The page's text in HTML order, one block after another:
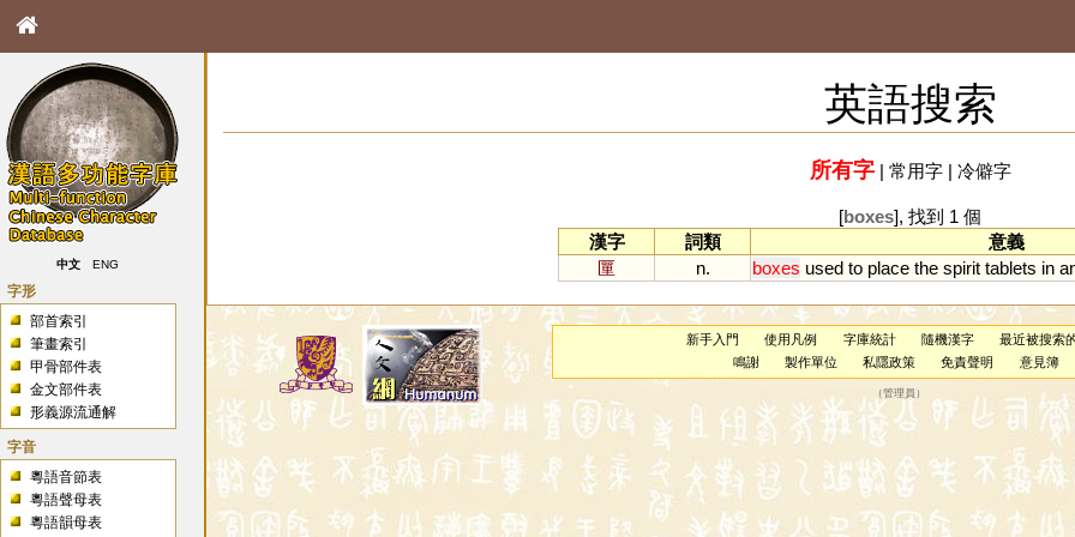
中文 ENG
字形
部首索引
筆畫索引
甲骨部件表
金文部件表
形義源流通解
字音
粵語音節表
粵語聲母表
粵語韻母表
英語搜索
所有字| 常用字| 冷僻字
[boxes], 找到 1 個
漢字
詞類
意義
匰
n. boxes used to place the spirit tablets in
新手入門 使用凡例 字庫統計 隨機漢字
最近被搜索
鳴謝
製作單位 私隱政策 免責聲明 意見簿
（管理員 ）